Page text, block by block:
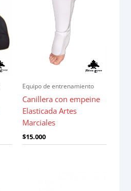
Equipo de entrenamiento
Canillera con empeine
Elasticada Artes
Marciales
$15.000